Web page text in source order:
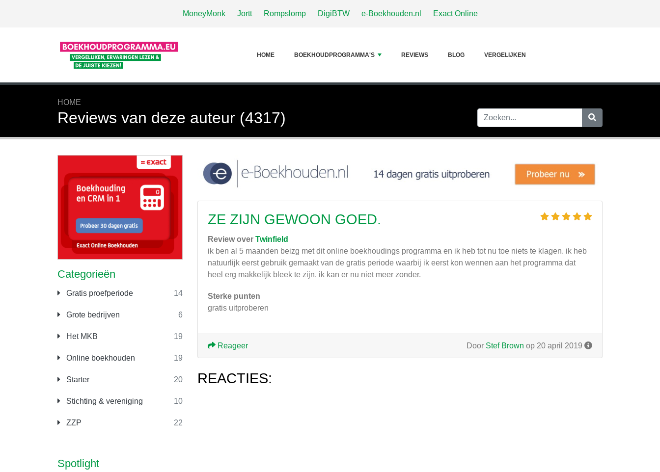
MoneyMonk Jortt Rompslomp DigiBTW e-Boekhouden.nl Exact Online
HOME BOEKHOUDPROGRAMMA'S REVIEWS BLOG VERGELIJKEN
HOME
Reviews van deze auteur (4317)
Categorieën
Gratis proefperiode 14
Grote bedrijven 6
Het MKB 19
Online boekhouden 19
Starter 20
Stichting & vereniging 10
ZZP 22
Spotlight
ZE ZIJN GEWOON GOED.
Review over Twinfield
ik ben al 5 maanden beizg met dit online boekhoudings programma en ik heb tot nu toe niets te klagen. ik heb
natuurlijk eerst gebruik gemaakt van de gratis periode waarbij ik eerst kon wennen aan het programma dat
heel erg makkelijk bleek te zijn. ik kan er nu niet meer zonder.
Sterke punten
gratis uitproberen
Door Stef Brown op 20 april 2019
Reageer
REACTIES: